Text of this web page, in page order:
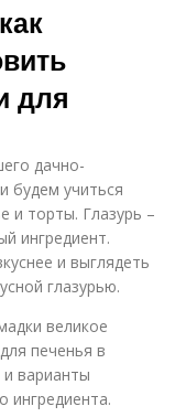
для
дачно-
будем учиться
и торты. Глазурь –
ингредиент.
и выглядеть
глазурью.
великое
печенья в
варианты
ингредиента.